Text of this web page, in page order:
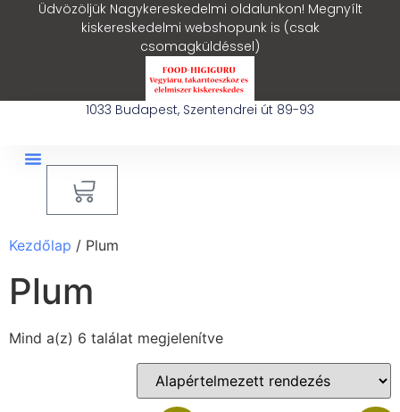
Üdvözöljük Nagykereskedelmi oldalunkon! Megnyílt
kiskereskedelmi webshopunk is (csak
csomagküldéssel)
1033 Budapest, Szentendrei út 89-93
Kezdőlap / Plum
Plum
Mind a(z) 6 találat megjelenítve